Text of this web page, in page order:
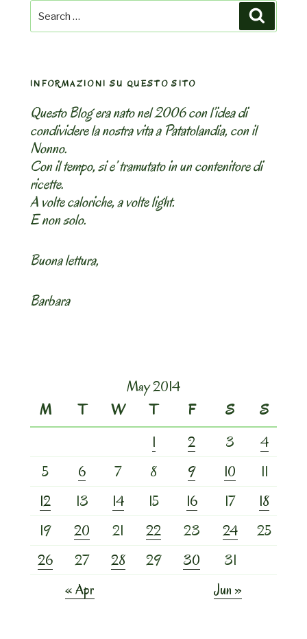
Search
for:
INFORMAZIONI SU QUESTO SITO
Questo Blog era nato nel 2006 con l’idea di
condividere la nostra vita a Patatolandia, con il
Nonno.
Con il tempo, si e’ tramutato in un contenitore di
ricette.
A volte caloriche, a volte light.
E non solo.
Buona lettura,
Barbara
May 2014
M
T W T F S
S
1
2 3
4
5
6 7 8 9 10
11
12
13 14 15 16 17
18
19
20 21 22 23 24
25
26
27 28 29 30
31
« Apr
Jun »